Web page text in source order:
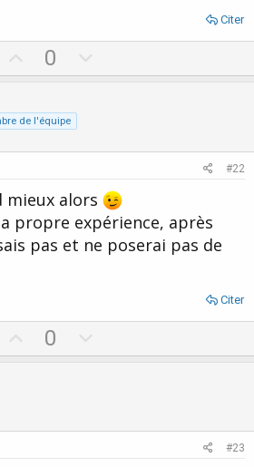
Citer
p
o
0
o
t
e
de l'équipe
#22
mieux alors
propre expérience, après
pas et ne poserai pas de
Citer
p
t
0
o
v
#23